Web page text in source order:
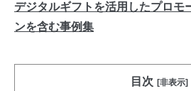
デジタルギフトを活用したプロモ
ンを含む事例集
目次 [非表示]